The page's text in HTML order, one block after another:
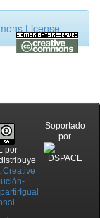
License
por
Creative
.
Soportado
por